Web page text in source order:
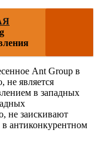
Ant Group в
не является
в западных
не заискивают
антиконкурентном